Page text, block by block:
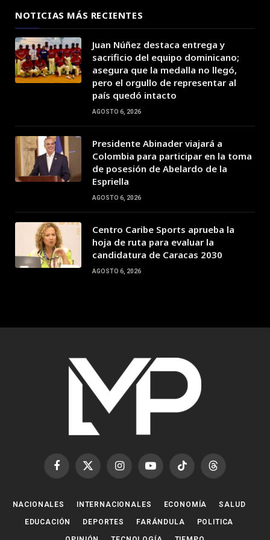
NOTICIAS MÁS RECIENTES
Juan Núñez destaca entrega y
sacrificio del equipo dominicano;
asegura que la medalla no llegó,
pero el orgullo de representar al
país quedó intacto
AGOSTO 6, 2026
Presidente Abinader viajará a
Colombia para participar en la toma
de posesión de Abelardo de la
Espriella
AGOSTO 6, 2026
Centro Caribe Sports aprueba la
hoja de ruta para evaluar la
candidatura de Caracas 2030
AGOSTO 6, 2026
Facebook
X
InstagramYouTubeTikTok Threads
NACIONALES INTERNACIONALES ECONOMÍA SALUD
EDUCACIÓN DEPORTES FARÁNDULA POLITICA